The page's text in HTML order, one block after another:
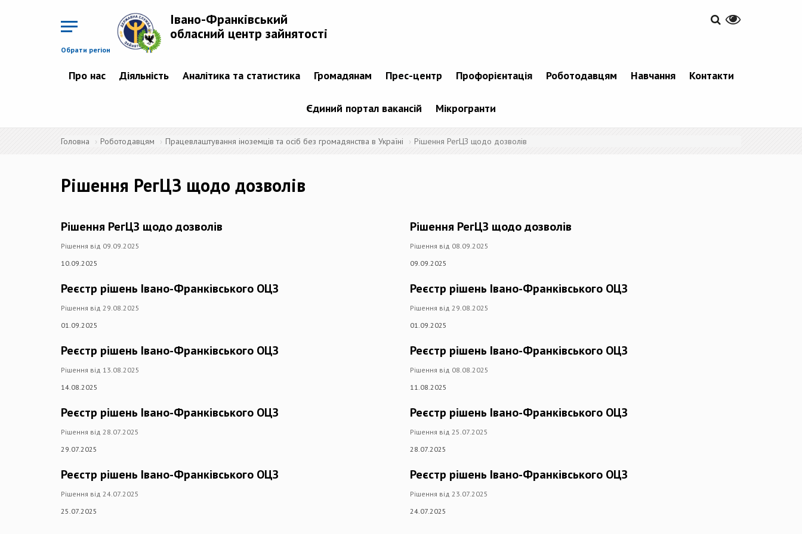
Обрати регіон
Івано-Франківський
обласний центр зайнятості
Про нас Діяльність Аналітика та статистика Громадянам Прес-центр Профорієнтація Роботодавцям Навчання Контакти
Єдиний портал вакансій Мікрогранти
Головна Роботодавцям Працевлаштування іноземців та осіб без громадянства в Україні Рішення РегЦЗ щодо дозволів
Рішення РегЦЗ щодо дозволів
Рішення РегЦЗ щодо дозволів
Рішення від 09.09.2025
10.09.2025
Реєстр рішень Івано-Франківського ОЦЗ
Рішення від 29.08.2025
01.09.2025
Реєстр рішень Івано-Франківського ОЦЗ
Рішення від 13.08.2025
14.08.2025
Реєстр рішень Івано-Франківського ОЦЗ
Рішення від 28.07.2025
29.07.2025
Реєстр рішень Івано-Франківського ОЦЗ
Рішення від 24.07.2025
25.07.2025
Рішення РегЦЗ щодо дозволів
Рішення від 08.09.2025
09.09.2025
Реєстр рішень Івано-Франківського ОЦЗ
Рішення від 29.08.2025
01.09.2025
Реєстр рішень Івано-Франківського ОЦЗ
Рішення від 08.08.2025
11.08.2025
Реєстр рішень Івано-Франківського ОЦЗ
Рішення від 25.07.2025
28.07.2025
Реєстр рішень Івано-Франківського ОЦЗ
Рішення від 23.07.2025
24.07.2025